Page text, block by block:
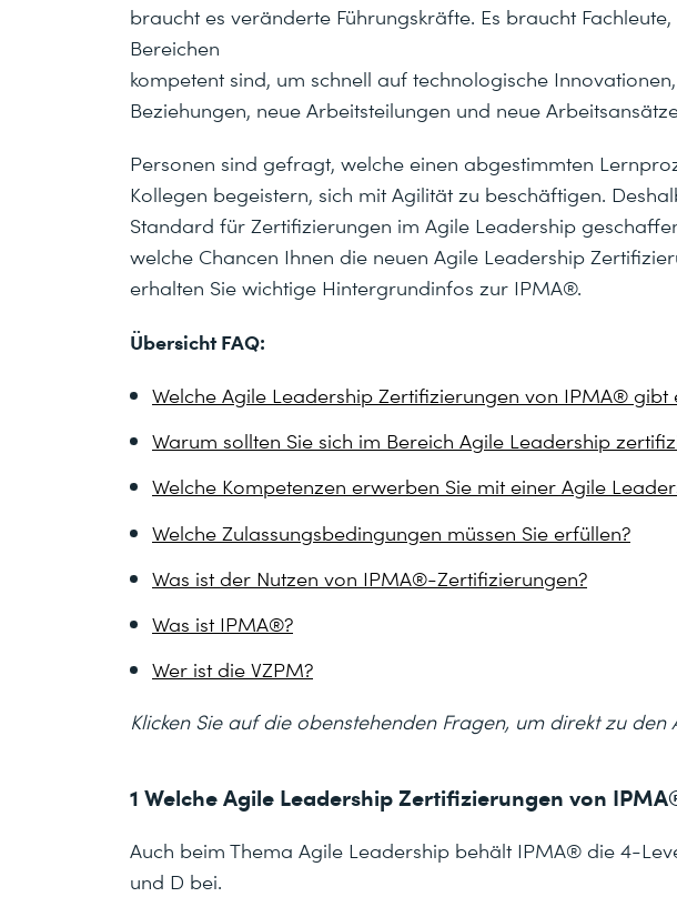
braucht es veränderte Führungskräfte. Es braucht
Bereichen
kompetent sind, um schnell auf technologische
Beziehungen, neue Arbeitsteilungen und neue
Personen sind gefragt, welche einen abgestimmten
Kollegen begeistern, sich mit Agilität zu beschäftigen.
Standard für Zertifizierungen im Agile Leadership
welche Chancen Ihnen die neuen Agile Leadership
erhalten Sie wichtige Hintergrundinfos zur IPMA®.
Übersicht FAQ:
Welche Agile Leadership Zertifizierungen von IPMA® gibt
Warum sollten Sie sich im Bereich Agile Leadership
Welche Kompetenzen erwerben Sie mit einer Agile
Welche Zulassungsbedingungen müssen Sie erfüllen?
Was ist der Nutzen von IPMA®-Zertifizierungen?
Was ist IPMA®?
Wer ist die VZPM?
Klicken Sie auf die obenstehenden Fragen, um direkt zu
1 Welche Agile Leadership Zertifizierungen von
Auch beim Thema Agile Leadership behält IPMA® die 4-
und D bei.